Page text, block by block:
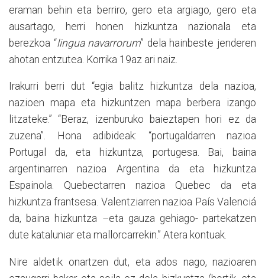
eraman behin eta berriro, gero eta argiago, gero eta
ausartago, herri honen hizkuntza nazionala eta
berezkoa “lingua navarrorum” dela hainbeste jenderen
ahotan entzutea. Korrika 19az ari naiz.
Irakurri berri dut “egia balitz hizkuntza dela nazioa,
nazioen mapa eta hizkuntzen mapa berbera izango
litzateke.” “Beraz, izenburuko baieztapen hori ez da
zuzena”. Hona adibideak: “portugaldarren nazioa
Portugal da, eta hizkuntza, portugesa. Bai, baina
argentinarren nazioa Argentina da eta hizkuntza
Espainola. Quebectarren nazioa Quebec da eta
hizkuntza frantsesa. Valentziarren nazioa País Valenciá
da, baina hizkuntza –eta gauza gehiago- partekatzen
dute kataluniar eta mallorcarrekin.” Atera kontuak.
Nire aldetik onartzen dut, eta ados nago, nazioaren